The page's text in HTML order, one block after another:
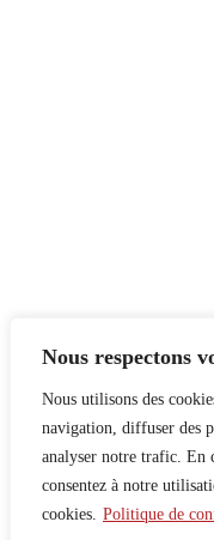
Nous respectons
Nous utilisons des
navigation, diffuser des
analyser notre trafic. En
consentez à notre
cookies. Politique de